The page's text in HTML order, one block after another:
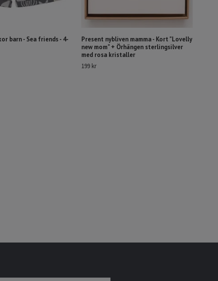
barn - Sea friends - 4-
Present nybliven mamma - Kort "Lovelly
new mom" + Örhängen sterlingsilver
med rosa kristaller
199 kr